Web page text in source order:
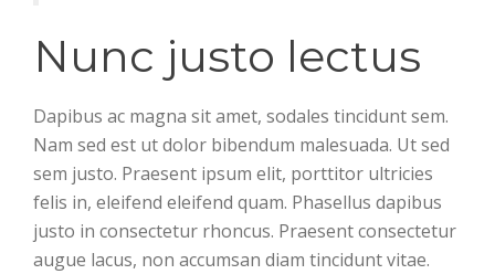
Nunc justo lectus
Dapibus ac magna sit amet, sodales tincidunt sem.
Nam sed est ut dolor bibendum malesuada. Ut sed
sem justo. Praesent ipsum elit, porttitor ultricies
felis in, eleifend eleifend quam. Phasellus dapibus
justo in consectetur rhoncus. Praesent consectetur
augue lacus, non accumsan diam tincidunt vitae.